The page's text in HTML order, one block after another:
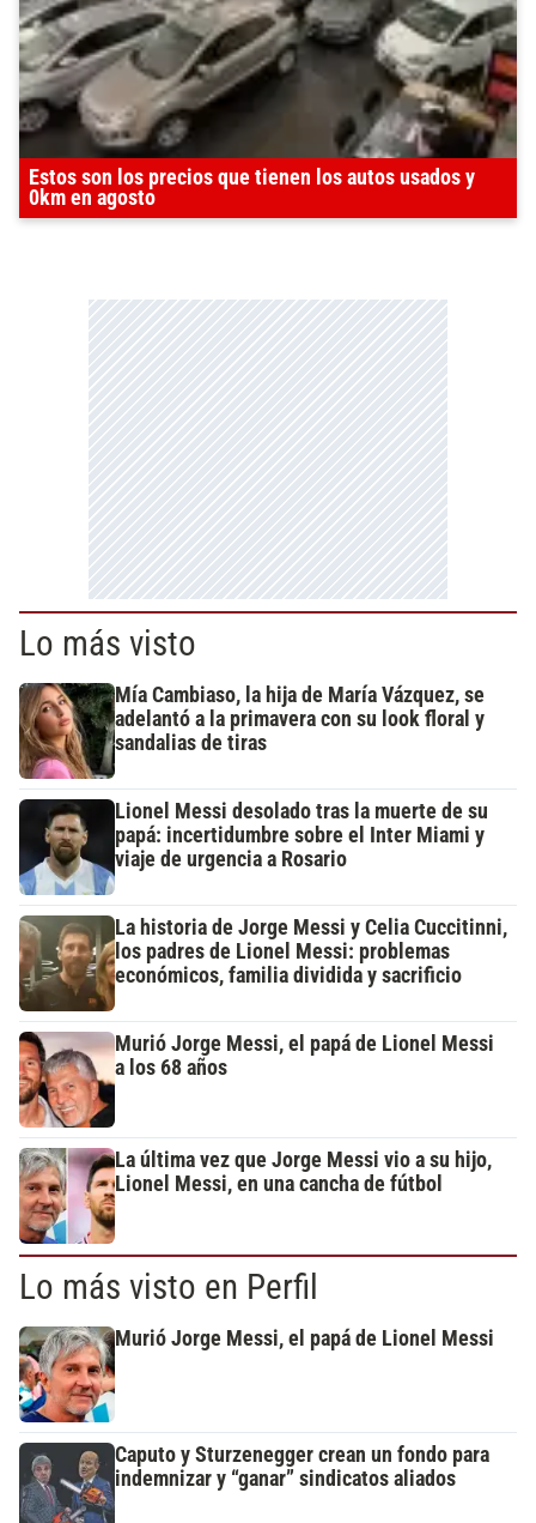
Estos son los precios que tienen los autos usados y
0km en agosto
Lo más visto
Mía Cambiaso, la hija de María Vázquez, se
adelantó a la primavera con su look floral y
sandalias de tiras
Lionel Messi desolado tras la muerte de su
papá: incertidumbre sobre el Inter Miami y
viaje de urgencia a Rosario
La historia de Jorge Messi y Celia Cuccitinni,
los padres de Lionel Messi: problemas
económicos, familia dividida y sacrificio
Murió Jorge Messi, el papá de Lionel Messi
a los 68 años
La última vez que Jorge Messi vio a su hijo,
Lionel Messi, en una cancha de fútbol
Lo más visto en Perfil
Murió Jorge Messi, el papá de Lionel Messi
Caputo y Sturzenegger crean un fondo para
indemnizar y “ganar” sindicatos aliados